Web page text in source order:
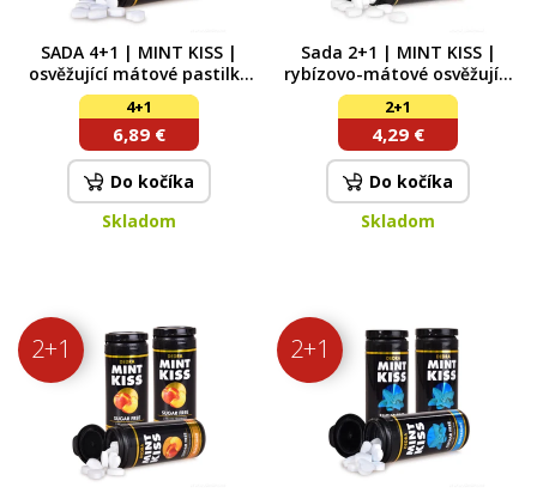
SADA 4+1 | MINT KISS |
osvěžující mátové pastilky
bez cukru | 5 příchutí | 28 g
× 5 dóz
4+1
6,89 €
Do kočíka
Skladom
Sada 2+1 | MINT KISS |
rybízovo-mátové osvěžující
pastilky bez cukru cassis
mint | 28 g x 3
2+1
4,29 €
Do kočíka
Skladom
2+1 2+1